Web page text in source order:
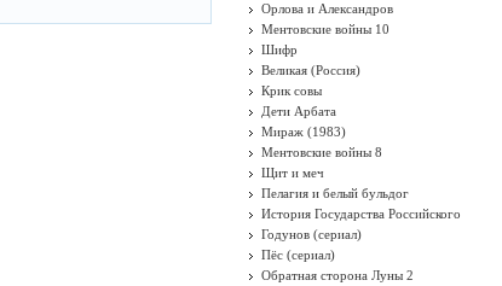
Орлова и Александров
Ментовские войны 10
Шифр
Великая (Россия)
Крик совы
Дети Арбата
Мираж (1983)
Ментовские войны 8
Щит и меч
Пелагия и белый бульдог
История Государства Российского
Годунов (сериал)
Пёс (сериал)
Обратная сторона Луны 2